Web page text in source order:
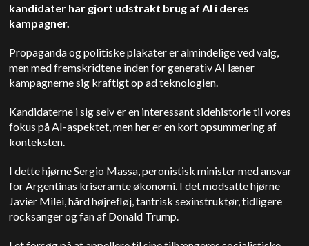
kandidater har gjort udstrakt brug af AI i deres
kampagner.
Propaganda og politiske plakater er almindelige ved valg,
men med fremskridtene inden for generativ AI læner
kampagnerne sig kraftigt op ad teknologien.
Kandidaterne i sig selv er en interessant sidehistorie til vores
fokus på AI-aspektet, men her er en kort opsummering af
konteksten.
I dette hjørne Sergio Massa, peronistisk minister med ansvar
for Argentinas kriseramte økonomi. I det modsatte hjørne
Javier Milei, hård højrefløj, tantrisk sexinstruktør, tidligere
rocksanger og fan af Donald Trump.